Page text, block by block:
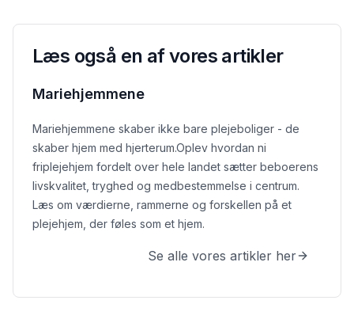
Læs også en af vores artikler
Mariehjemmene
Mariehjemmene skaber ikke bare plejeboliger - de
skaber hjem med hjerterum.Oplev hvordan ni
friplejehjem fordelt over hele landet sætter beboerens
livskvalitet, tryghed og medbestemmelse i centrum.
Læs om værdierne, rammerne og forskellen på et
plejehjem, der føles som et hjem.
Se alle vores artikler her